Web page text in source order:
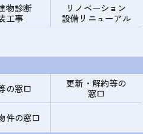
物診断
工事
リノベーション
設備リニューアル
の窓口
更新・解約等の
窓口
件の窓口